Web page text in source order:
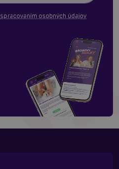
spracovaním osobných údajov